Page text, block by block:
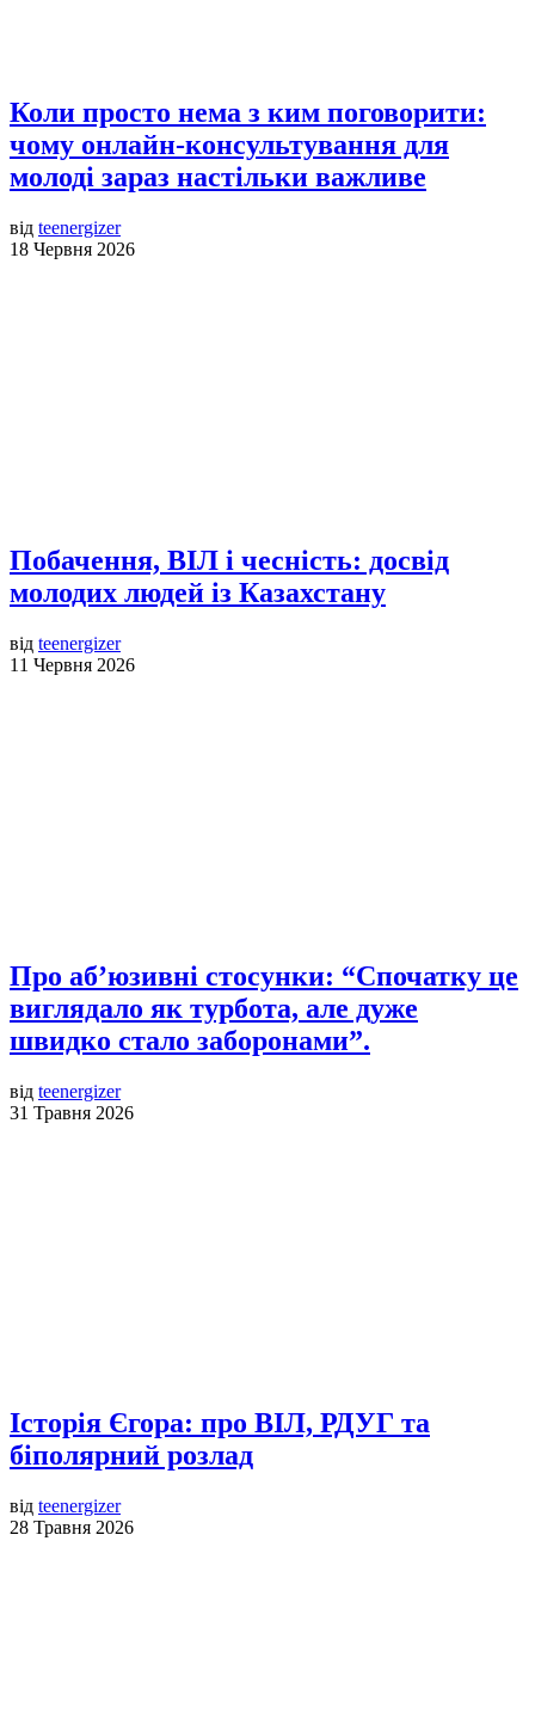
Коли просто нема з ким поговорити:
чому онлайн-консультування для
молоді зараз настільки важливе
від teenergizer
18 Червня 2026
Побачення, ВІЛ і чесність: досвід
молодих людей із Казахстану
від teenergizer
11 Червня 2026
Про аб’юзивні стосунки: “Спочатку це
виглядало як турбота, але дуже
швидко стало заборонами”.
від teenergizer
31 Травня 2026
Історія Єгора: про ВІЛ, РДУГ та
біполярний розлад
від teenergizer
28 Травня 2026